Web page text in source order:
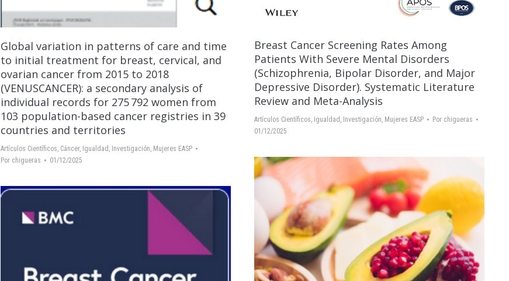
Global variation in patterns of care and time
to initial treatment for breast, cervical, and
ovarian cancer from 2015 to 2018
(VENUSCANCER): a secondary analysis of
individual records for 275 792 women from
103 population-based cancer registries in 39
countries and territories
Artículos Científicos, Cáncer, Igualdad , Investigación, Mujeres EASP
Por chigueras 01/12/2025
Breast Cancer Screening Rates Among
Patients With Severe Mental Disorders
(Schizophrenia, Bipolar Disorder, and Major
Depressive Disorder). Systematic Literature
Review and Meta-Analysis
Artículos Científicos Igualdad Investigación Mujeres EASP Por chigueras
01/12/2025